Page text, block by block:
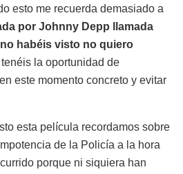
esto me recuerda demasiado a
por Johnny Depp llamada
habéis visto no quiero
la oportunidad de
este momento concreto y evitar
esta película recordamos sobre
de la Policía a la hora
porque ni siquiera han